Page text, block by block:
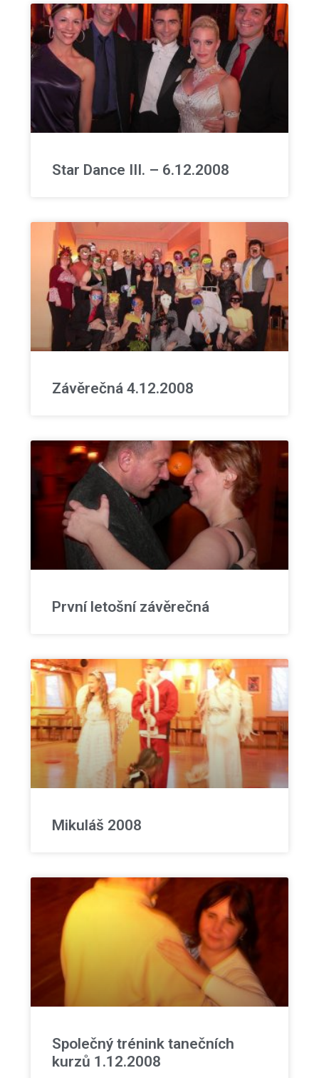
Star Dance III. – 6.12.2008
Závěrečná 4.12.2008
První letošní závěrečná
Mikuláš 2008
Společný trénink tanečních
kurzů 1.12.2008